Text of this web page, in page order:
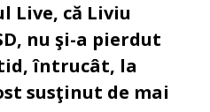
Live, că Liviu
nu şi-a pierdut
întrucât, la
susţinut de mai